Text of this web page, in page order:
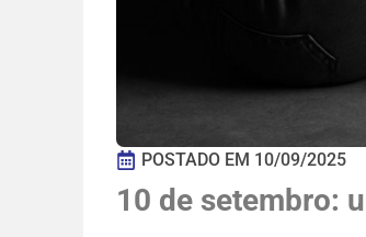
POSTADO EM 10/09/2025
10 de setembro: